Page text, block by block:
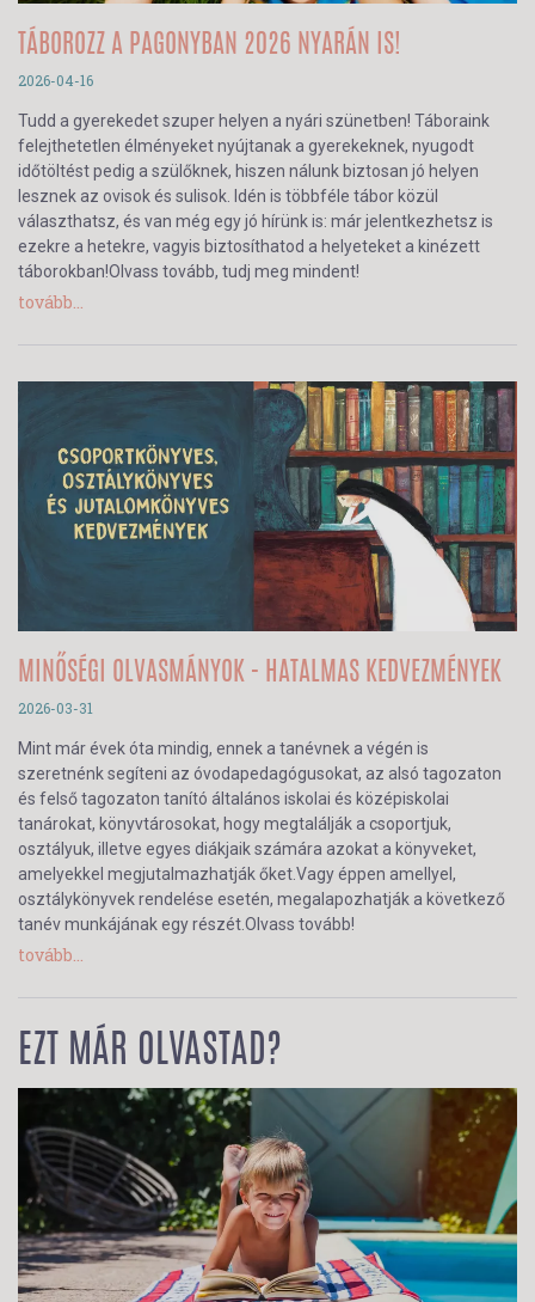
TÁBOROZZ A PAGONYBAN 2026 NYARÁN IS!
2026-04-16
Tudd a gyerekedet szuper helyen a nyári szünetben! Táboraink
felejthetetlen élményeket nyújtanak a gyerekeknek, nyugodt
időtöltést pedig a szülőknek, hiszen nálunk biztosan jó helyen
lesznek az ovisok és sulisok. Idén is többféle tábor közül
választhatsz, és van még egy jó hírünk is: már jelentkezhetsz is
ezekre a hetekre, vagyis biztosíthatod a helyeteket a kinézett
táborokban!Olvass tovább, tudj meg mindent!
tovább...
MINŐSÉGI OLVASMÁNYOK - HATALMAS KEDVEZMÉNYEK
2026-03-31
Mint már évek óta mindig, ennek a tanévnek a végén is
szeretnénk segíteni az óvodapedagógusokat, az alsó tagozaton
és felső tagozaton tanító általános iskolai és középiskolai
tanárokat, könyvtárosokat, hogy megtalálják a csoportjuk,
osztályuk, illetve egyes diákjaik számára azokat a könyveket,
amelyekkel megjutalmazhatják őket.Vagy éppen amellyel,
osztálykönyvek rendelése esetén, megalapozhatják a következő
tanév munkájának egy részét.Olvass tovább!
tovább...
EZT MÁR OLVASTAD?